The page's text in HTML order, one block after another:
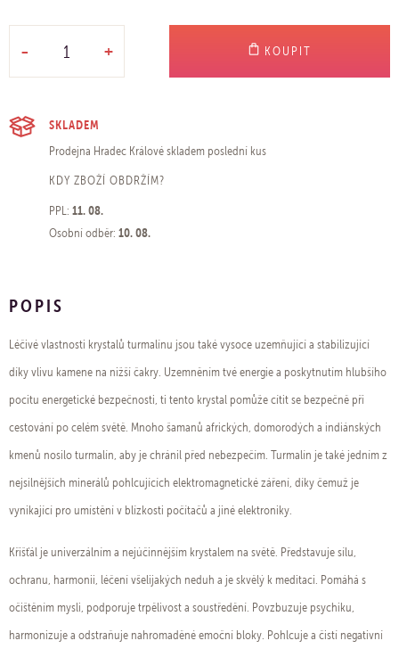
- + KOUPIT
SKLADEM
Prodejna Hradec Královéskladem poslední kus
KDY ZBOŽÍ OBDRŽÍM?
PPL: 11. 08.
Osobní odběr: 10. 08.
POPIS
Léčivé vlastnosti krystalů turmalínu jsou také vysoce uzemňující a stabilizující
díky vlivu kamene na nižší čakry. Uzemněním tvé energie a poskytnutím hlubšího
pocitu energetické bezpečnosti, ti tento krystal pomůže cítit se bezpečně při
cestování po celém světě. Mnoho šamanů afrických, domorodých a indiánských
kmenů nosilo turmalín, aby je chránil před nebezpečím. Turmalín je také jedním z
nejsilnějších minerálů pohlcujících elektromagnetické záření, díky čemuž je
vynikající pro umístění v blízkosti počítačů a jiné elektroniky.
Křišťál je univerzálním a nejúčinnějším krystalem na světě. Představuje sílu,
ochranu, harmonii, léčení všelijakých neduh a je skvělý k meditaci. Pomáhá s
očištěním mysli, podporuje trpělivost a soustředění. Povzbuzuje psychiku,
harmonizuje a odstraňuje nahromaděné emoční bloky. Pohlcuje a čistí negativní